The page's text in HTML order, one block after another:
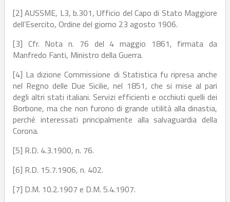
[2] AUSSME, L3, b.301, Ufficio del Capo di Stato Maggiore
dell’Esercito, Ordine del giorno 23 agosto 1906.
[3] Cfr. Nota n. 76 del 4 maggio 1861, firmata da
Manfredo Fanti, Ministro della Guerra.
[4] La dizione Commissione di Statistica fu ripresa anche
nel Regno delle Due Sicilie, nel 1851, che si mise al pari
degli altri stati italiani. Servizi efficienti e occhiuti quelli dei
Borbone, ma che non furono di grande utilità alla dinastia,
perché interessati principalmente alla salvaguardia della
Corona.
[5] R.D. 4.3.1900, n. 76.
[6] R.D. 15.7.1906, n. 402.
[7] D.M. 10.2.1907 e D.M. 5.4.1907.